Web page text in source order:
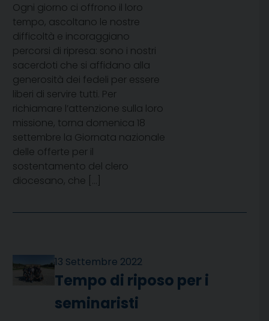
Ogni giorno ci offrono il loro
tempo, ascoltano le nostre
difficoltà e incoraggiano
percorsi di ripresa: sono i nostri
sacerdoti che si affidano alla
generosità dei fedeli per essere
liberi di servire tutti. Per
richiamare l’attenzione sulla loro
missione, torna domenica 18
settembre la Giornata nazionale
delle offerte per il
sostentamento del clero
diocesano, che […]
13 Settembre 2022
Tempo di riposo per i
seminaristi